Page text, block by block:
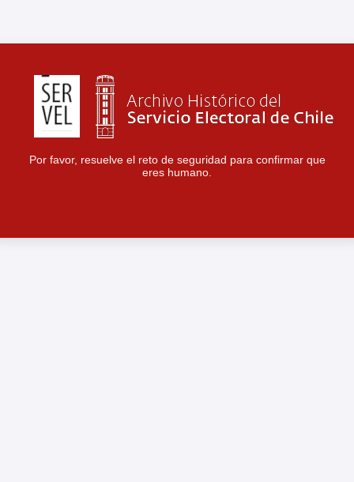
Por favor, resuelve el reto de seguridad para confirmar que
eres humano.